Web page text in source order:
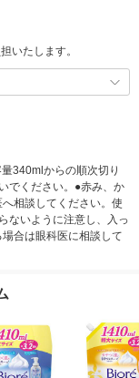
いたします。
340mlからの順次切り
でください。●赤み、か
相談してください。使
ないように注意し、入っ
合は眼科医に相談して